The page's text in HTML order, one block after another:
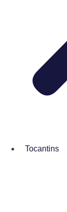
Tocantins